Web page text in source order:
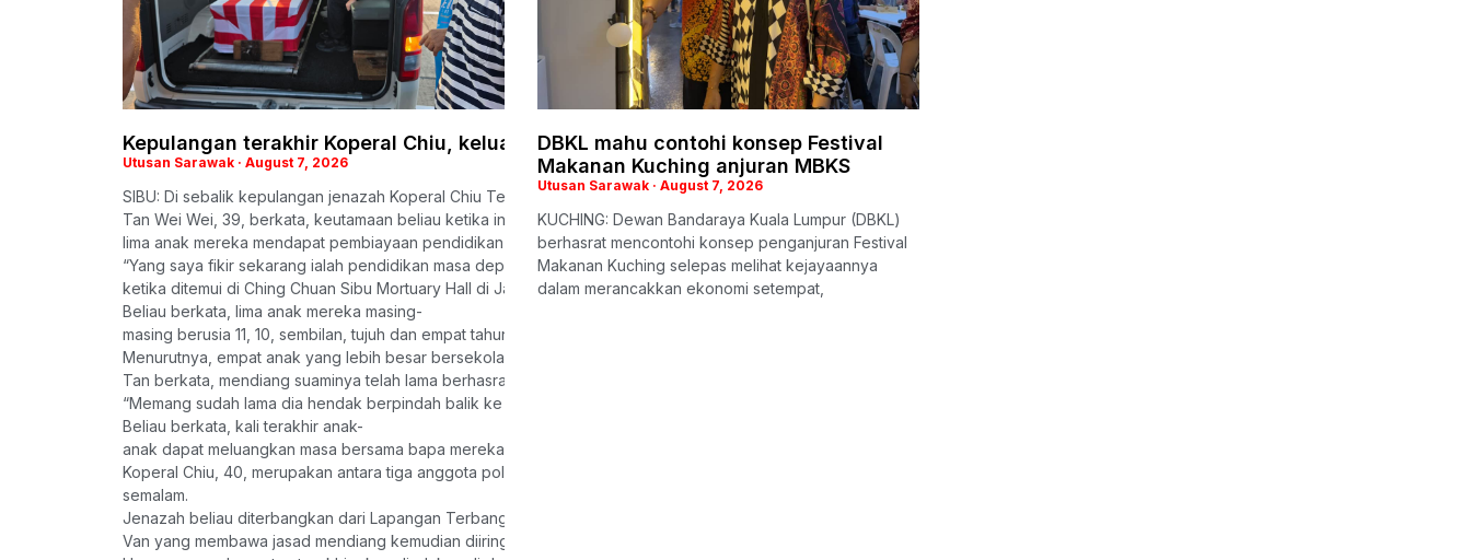
Kepulangan terakhir Koperal Chiu, keluarga iringi penghormatan terakhir
Utusan Sarawak August 7, 2026
SIBU: Di sebalik kepulangan jenazah Koperal Chiu Teck Siong ke kampung halamannya hari ini, balu anggota Polis Diraja Malaysia (PDRM) itu hanya mampu memikirkan masa depan
Tan Wei Wei, 39, berkata, keutamaan beliau ketika ini ialah memastikan kelima-
lima anak mereka mendapat pembiayaan pendidikan yang mencukupi memandangkan mereka masih kecil.
“Yang saya fikir sekarang ialah pendidikan masa depan mereka. Mereka semua masih kecil, sedangkan gaji suami bukanlah besar,” ujarnya
ketika ditemui di Ching Chuan Sibu Mortuary Hall di Jalan Bukit Lima di sini, lewat petang tadi.
Beliau berkata, lima anak mereka masing-
masing berusia 11, 10, sembilan, tujuh dan empat tahun.
Menurutnya, empat anak yang lebih besar bersekolah di SJK(C) Tung Hua, Sibu, manakala anak bongsu mengikuti pendidikan prasekolah di Tadika Sing Antong.
Tan berkata, mendiang suaminya telah lama berhasrat untuk dipindahkan semula bertugas ke Sibu supaya dapat tinggal bersama keluarga, namun hasrat itu tidak kesampaian.
“Memang sudah lama dia hendak berpindah balik ke sini, tetapi belum berjaya,” katanya.
Beliau berkata, kali terakhir anak-
anak dapat meluangkan masa bersama bapa mereka ialah ketika sambutan Tahun Baharu Cina lalu.
Koperal Chiu, 40, merupakan antara tiga anggota polis yang maut selepas dipercayai terkena renjatan elektrik ketika menggunakan galah logam untuk mengambil kelapa di luar Balai
semalam.
Jenazah beliau diterbangkan dari Lapangan Terbang Pasukan Gerakan Udara (PGU) Polis Diraja Malaysia (PDRM) Kota Kinabalu dan tiba di Lapangan Terbang Sibu pada 5.50 petang.
Van yang membawa jasad mendiang kemudian diiringi kenderaan polis serta ahli keluarga ke Ching Chuan Sibu Mortuary Hall di Jalan Bukit Lima.
DBKL mahu contohi konsep Festival
Makanan Kuching anjuran MBKS
Utusan Sarawak August 7, 2026
KUCHING: Dewan Bandaraya Kuala Lumpur (DBKL)
berhasrat mencontohi konsep penganjuran Festival
Makanan Kuching selepas melihat kejayaannya
dalam merancakkan ekonomi setempat,